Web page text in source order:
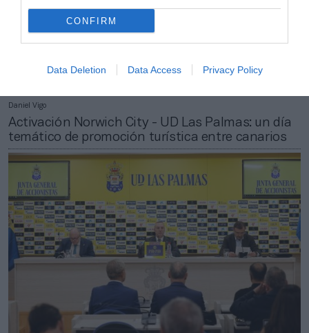
CONFIRM
Data Deletion Data Access Privacy Policy
Daniel Vigo
Activación Norwich City - UD Las Palmas: un día
temático de promoción turística entre canarios